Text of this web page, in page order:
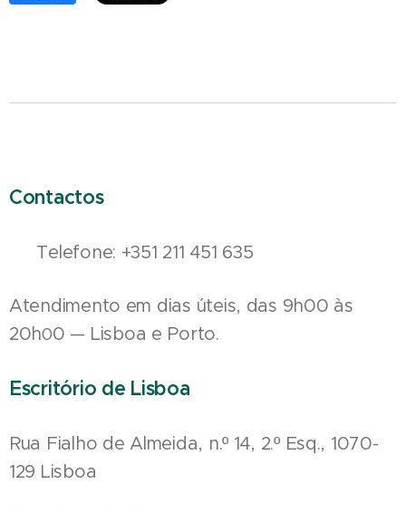
Contactos
📞 Telefone: +351 211 451 635
Atendimento em dias úteis, das 9h00 às
20h00 — Lisboa e Porto.
Escritório de Lisboa
Rua Fialho de Almeida, n.º 14, 2.º Esq., 1070-
129 Lisboa